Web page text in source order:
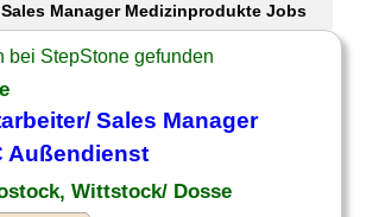
Manager Medizinprodukte Jobs
bei StepStone gefunden
Sales Manager
Außendienst
Wittstock/ Dosse